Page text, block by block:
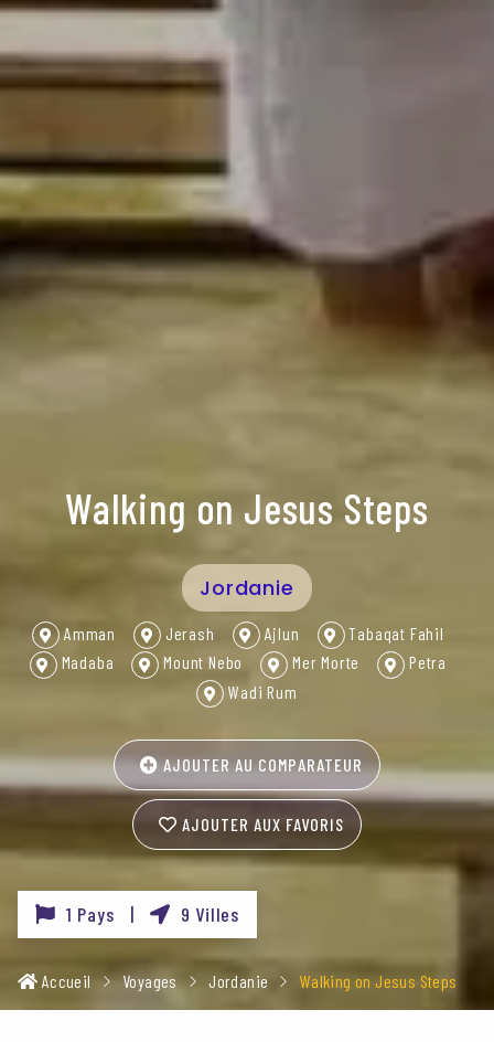
Walking on Jesus Steps
Jordanie
Amman Jerash Ajlun
Tabaqat Fahil
Madaba
Mount Nebo Mer Morte
Petra
Wadi Rum
AJOUTER AU COMPARATEUR
AJOUTER AUX FAVORIS
1 Pays | 9 Villes
Accueil Voyages Jordanie Walking on Jesus Steps